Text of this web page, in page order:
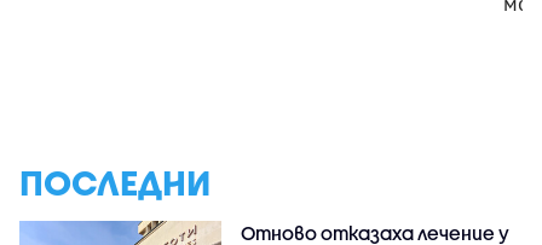
ПОСЛЕДНИ
Отново отказаха лечение у